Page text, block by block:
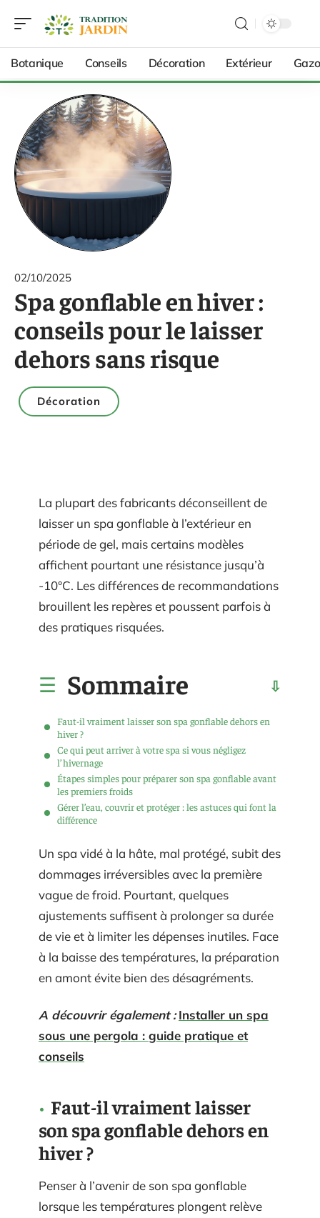
Botanique Conseils Décoration Extérieur
02/10/2025
Spa gonflable en hiver :
conseils pour le laisser
dehors sans risque
Décoration
La plupart des fabricants déconseillent de
laisser un spa gonflable à l’extérieur en
période de gel, mais certains modèles
affichent pourtant une résistance jusqu’à
-10°C. Les différences de recommandations
brouillent les repères et poussent parfois à
des pratiques risquées.
Sommaire
Faut-il vraiment laisser son spa gonflable dehors en
hiver ?
Ce qui peut arriver à votre spa si vous négligez
l’hivernage
Étapes simples pour préparer son spa gonflable avant
les premiers froids
Gérer l’eau, couvrir et protéger : les astuces qui font la
différence
Un spa vidé à la hâte, mal protégé, subit des
dommages irréversibles avec la première
vague de froid. Pourtant, quelques
ajustements suffisent à prolonger sa durée
de vie et à limiter les dépenses inutiles. Face
à la baisse des températures, la préparation
en amont évite bien des désagréments.
A découvrir également : Installer un spa
sous une pergola : guide pratique et
conseils
Faut-il vraiment laisser
son spa gonflable dehors en
hiver ?
Penser à l’avenir de son spa gonflable
lorsque les températures plongent relève